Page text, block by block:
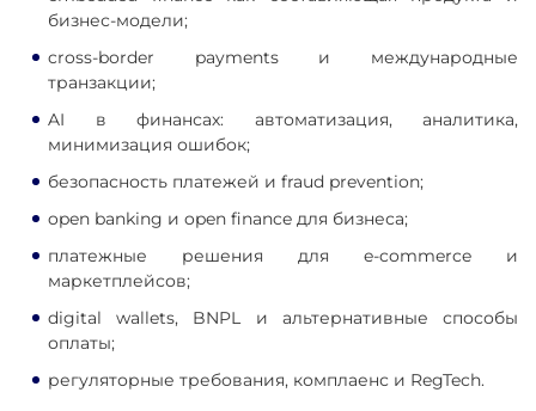
бизнес-модели;
cross-border payments и международные
транзакции;
AI в финансах: автоматизация, аналитика,
минимизация ошибок;
безопасность платежей и fraud prevention;
open banking и open finance для бизнеса;
платежные решения для e-commerce и
маркетплейсов;
digital wallets, BNPL и альтернативные способы
оплаты;
регуляторные требования, комплаенс и RegTech.